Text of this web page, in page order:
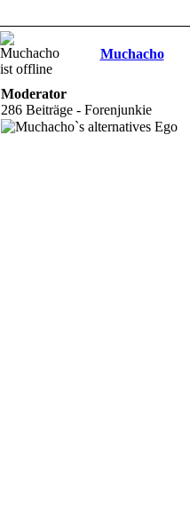
Muchacho
Moderator
286 Beiträge - Forenjunkie